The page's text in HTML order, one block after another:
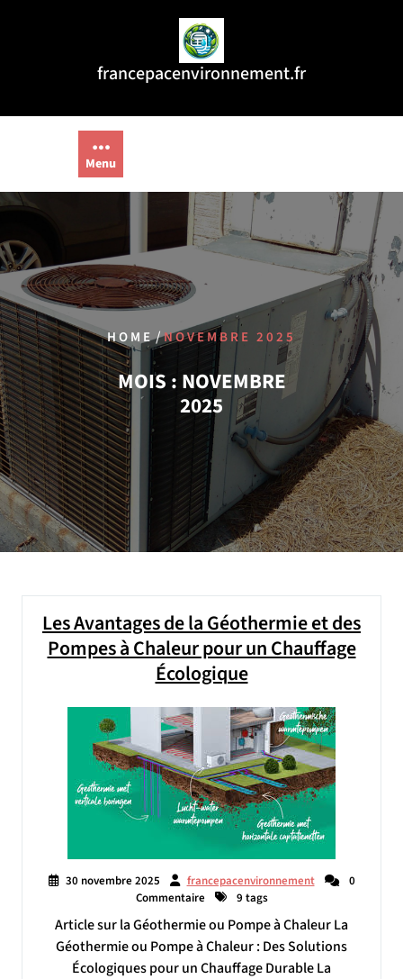
francepacenvironnement.fr
Menu
HOME/NOVEMBRE 2025
MOIS : NOVEMBRE
2025
Les Avantages de la Géothermie et des
Pompes à Chaleur pour un Chauffage
Écologique
30 novembre 2025 francepacenvironnement
0
Commentaire
9 tags
Article sur la Géothermie ou Pompe à Chaleur La
Géothermie ou Pompe à Chaleur : Des Solutions
Écologiques pour un Chauffage Durable La